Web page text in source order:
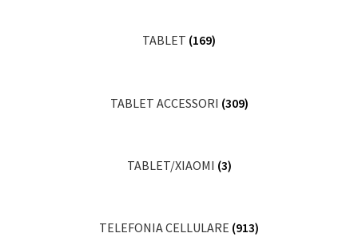
TABLET (169)
TABLET ACCESSORI (309)
TABLET/XIAOMI (3)
TELEFONIA CELLULARE (913)